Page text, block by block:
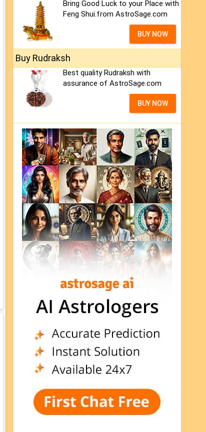
Bring Good Luck to your Place with
Feng Shui.from AstroSage.com
BUY NOW
Buy Rudraksh
Best quality Rudraksh with
assurance of AstroSage.com
BUY NOW